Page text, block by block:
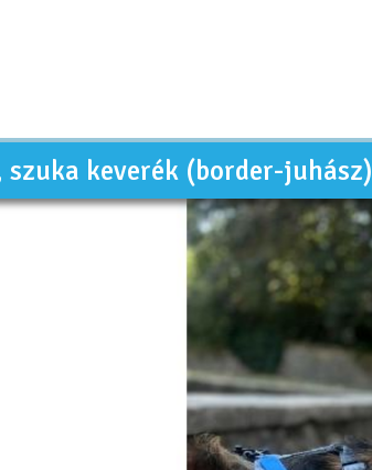
szuka keverék (border-juhász)